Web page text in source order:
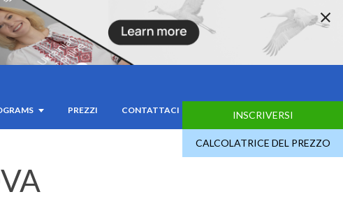
PREZZI CONTATTACI INSCRIVERSI
CALCOLATRICE DEL PREZZO